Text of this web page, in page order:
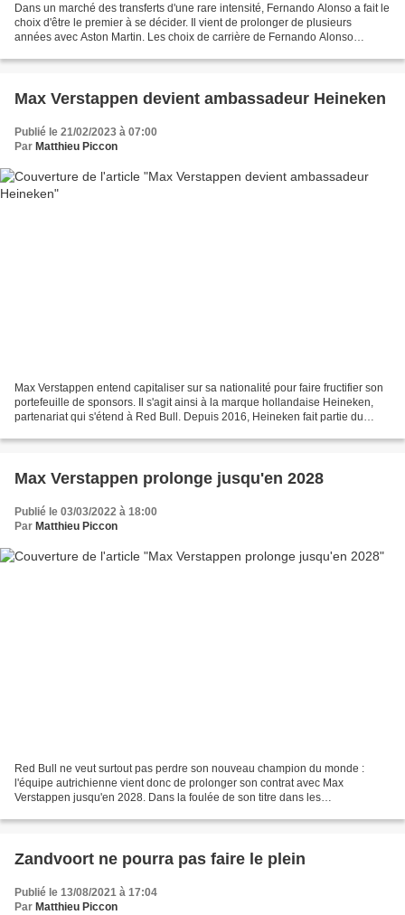
Dans un marché des transferts d'une rare intensité, Fernando Alonso a fait le
choix d'être le premier à se décider. Il vient de prolonger de plusieurs
années avec Aston Martin. Les choix de carrière de Fernando Alonso
Max Verstappen devient ambassadeur Heineken
Publié le 21/02/2023 à 07:00
Par Matthieu Piccon
Max Verstappen entend capitaliser sur sa nationalité pour faire fructifier son
portefeuille de sponsors. Il s'agit ainsi à la marque hollandaise Heineken,
partenariat qui s'étend à Red Bull. Depuis 2016, Heineken fait partie du
Max Verstappen prolonge jusqu'en 2028
Publié le 03/03/2022 à 18:00
Par Matthieu Piccon
Red Bull ne veut surtout pas perdre son nouveau champion du monde :
l'équipe autrichienne vient donc de prolonger son contrat avec Max
Verstappen jusqu'en 2028. Dans la foulée de son titre dans les
Zandvoort ne pourra pas faire le plein
Publié le 13/08/2021 à 17:04
Par Matthieu Piccon